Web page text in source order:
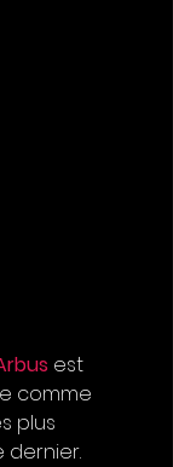
est
comme
plus
dernier.